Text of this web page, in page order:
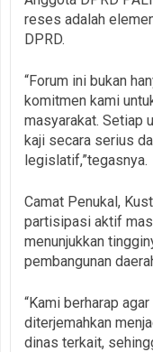
reses adalah
DPRD.
“Forum ini bukan
komitmen kami
masyarakat. Setiap
kaji secara serius
legislatif,”tegasnya.
Camat Penukal,
partisipasi aktif
menunjukkan
pembangunan
“Kami berharap
diterjemahkan
dinas terkait,